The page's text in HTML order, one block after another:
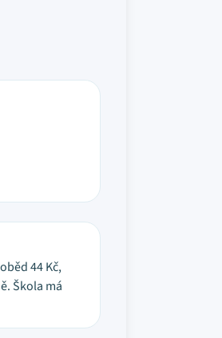
44 Kč,
Škola má